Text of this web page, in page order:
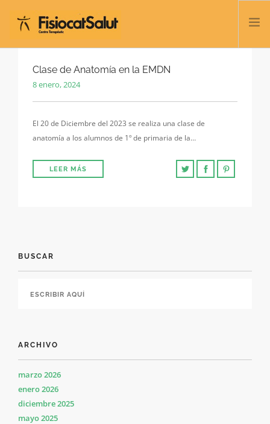
TRATAMIENTOS
SERVICIOS Y CLASES
CONTACTO
Clase de Anatomía en la EMDN
8 enero, 2024
El 20 de Diciembre del 2023 se realiza una clase de
anatomía a los alumnos de 1º de primaria de la…
LEER MÁS
BUSCAR
ARCHIVO
marzo 2026
enero 2026
diciembre 2025
mayo 2025